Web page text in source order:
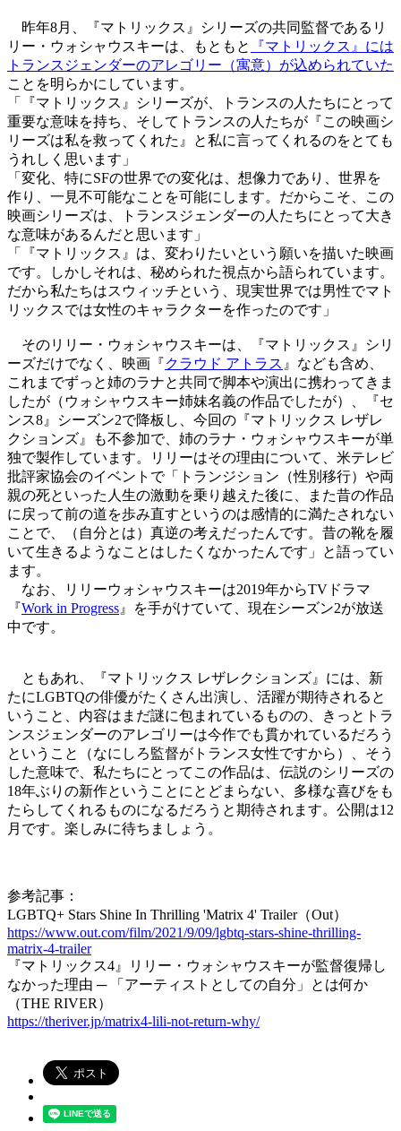
昨年8月、『マトリックス』シリーズの共同監督であるリ
リー・ウォシャウスキーは、もともと
『マトリックス』には
トランスジェンダーのアレゴリー（寓意）が込められていた
ことを明らかにしています。
「『マトリックス』シリーズが、トランスの人たちにとって
重要な意味を持ち、そしてトランスの人たちが『この映画シ
リーズは私を救ってくれた』と私に言ってくれるのをとても
うれしく思います」
「変化、特にSFの世界での変化は、想像力であり、世界を
作り、一見不可能なことを可能にします。だからこそ、この
映画シリーズは、トランスジェンダーの人たちにとって大き
な意味があるんだと思います」
「『マトリックス』は、変わりたいという願いを描いた映画
です。しかしそれは、秘められた視点から語られています。
だから私たちはスウィッチという、現実世界では男性でマト
リックスでは女性のキャラクターを作ったのです」
そのリリー・ウォシャウスキーは、『マトリックス』シリ
ーズだけでなく、映画『クラウド アトラス 』なども含め、
これまでずっと姉のラナと共同で脚本や演出に携わってきま
したが（ウォシャウスキー姉妹名義の作品でしたが）、『セ
ンス8』シーズン2で降板し、今回の『マトリックス レザレ
クションズ』も不参加で、姉のラナ・ウォシャウスキーが単
独で製作しています。リリーはその理由について、米テレビ
批評家協会のイベントで「トランジション（性別移行）や両
親の死といった人生の激動を乗り越えた後に、また昔の作品
に戻って前の道を歩み直すというのは感情的に満たされない
ことで、（自分とは）真逆の考えだったんです。昔の靴を履
いて生きるようなことはしたくなかったんです」と語ってい
ます。
なお、リリーウォシャウスキーは2019年からTVドラマ
『Work in Progress 』を手がけていて、現在シーズン2が放送
中です。
ともあれ、『マトリックス レザレクションズ』には、新
たにLGBTQの俳優がたくさん出演し、活躍が期待されると
いうこと、内容はまだ謎に包まれているものの、きっとトラ
ンスジェンダーのアレゴリーは今作でも貫かれているだろう
ということ（なにしろ監督がトランス女性ですから）、そう
した意味で、私たちにとってこの作品は、伝説のシリーズの
18年ぶりの新作ということにとどまらない、多様な喜びをも
たらしてくれるものになるだろうと期待されます。公開は12
月です。楽しみに待ちましょう。
参考記事：
LGBTQ+ Stars Shine In Thrilling 'Matrix 4' Trailer（Out）
https://www.out.com/film/2021/9/09/lgbtq-stars-shine-thrilling-
matrix-4-trailer
『マトリックス4』リリー・ウォシャウスキーが監督復帰し
なかった理由 ─ 「アーティストとしての自分」とは何か
（THE RIVER）
https://theriver.jp/matrix4-lili-not-return-why/